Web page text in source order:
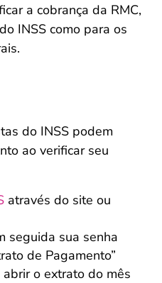
a cobrança da RMC,
INSS como para os
do INSS podem
ao verificar seu
através do site ou
seguida sua senha
de Pagamento”
o extrato do mês